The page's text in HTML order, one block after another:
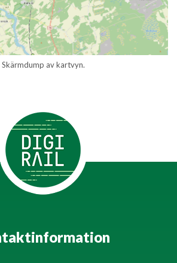
Skärmdump av kartvyn.